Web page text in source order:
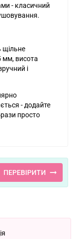
- класичний
щільне
мм, висота
і
- додайте
просто
ПЕРЕВІРИТИ